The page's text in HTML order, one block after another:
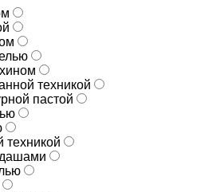
техникой
пастой
техникой